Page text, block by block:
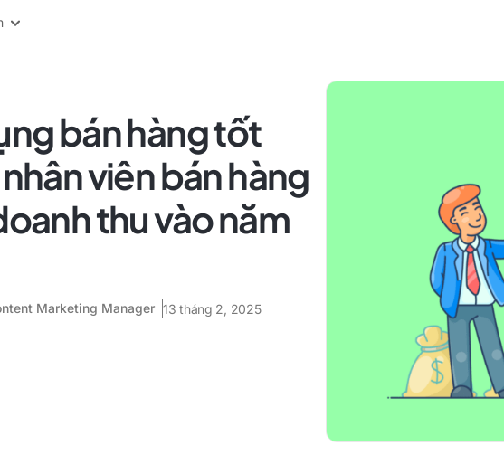
bán hàng tốt
viên bán hàng
thu vào năm
Marketing Manager 13 tháng 2, 2025